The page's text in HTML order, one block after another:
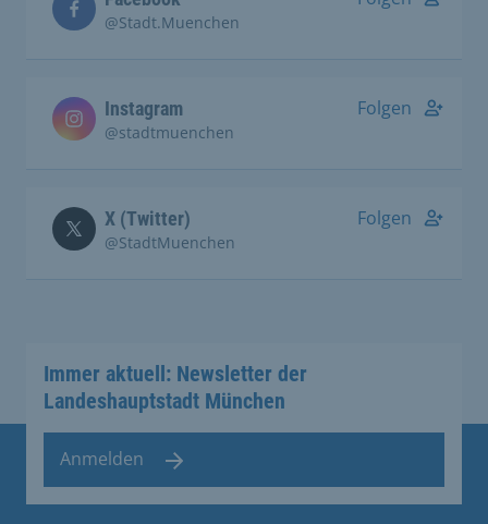
@Stadt.Muenchen
Instagram
@stadtmuenchen
Folgen
X (Twitter)
@StadtMuenchen
Folgen
Immer aktuell: Newsletter der
Landeshauptstadt München
Anmelden